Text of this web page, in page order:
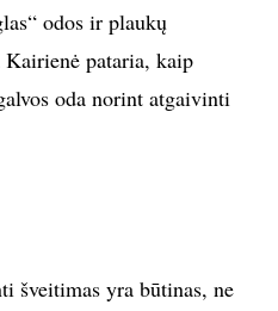
odos ir plaukų
pataria, kaip
oda norint atgaivinti
šveitimas yra būtinas, ne